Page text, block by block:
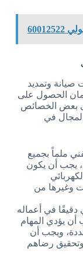
وتمديد
الحصول على
بعض الخصائص
في
ملماً بجميع
يجب أن يكون
وغيرها من
في أعماله
أن يؤدي المهام
ويجب أن
وتحقيق رضاهم